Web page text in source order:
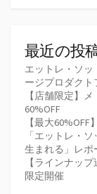
最近の投
エットレ・ソ
ージプロダクト
【店舗限定】
60%OFF
【最大
「エットレ・
生まれる」レポ
【ラインナッ
限定開催